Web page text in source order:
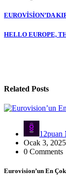
EUROVİSİON’DA
HELLO EUROPE,
Related Posts
12puan
Ocak 3, 2025
0 Comments
Eurovision’un En